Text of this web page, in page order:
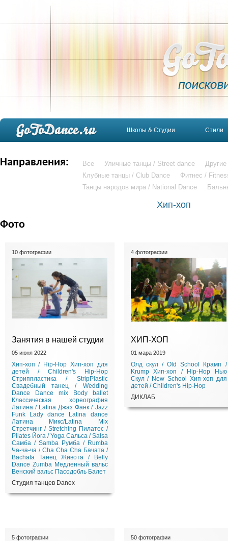
Школы & Студии Стили
Направления: Все Уличные танцы / Street dance
Клубные танцы / Club Dance
Фитнес /
Танцы народов мира / National Dance
Хип-хоп
Фото
10 фотографии
Занятия в нашей студии
05 июня 2022
Хип-хоп / Hip-Hop Хип-хоп для
детей / Children's Hip-Hop
Стриппластика / StripPlastic
Свадебный танец / Wedding
Dance
Dance mix
Body ballet
Классическая хореография
Латина / Latina Джаз Фанк / Jazz
Funk
Lady dance
Latina dance
Латина Микс/Latina Mix
Стретчинг / Stretching Пилатес /
Pilates Йога / Yoga Сальса / Salsa
Самба / Samba
Румба / Rumba
Ча-ча-ча / Cha Cha Cha Бачата /
Bachata
Танец Живота / Belly
Dance Zumba Медленный вальс
Венский вальс Пасодобль Балет
Студия танцев Danex
4 фотографии
ХИП-ХОП
01 мара 2019
Олд скул / Old School
Крамп /
Krump
Хип-хоп / Hip-Hop
Нью
Скул / New School
Хип-хоп для
детей / Children's Hip-Hop
ДИКЛАБ
5 фотографии 50 фотографии